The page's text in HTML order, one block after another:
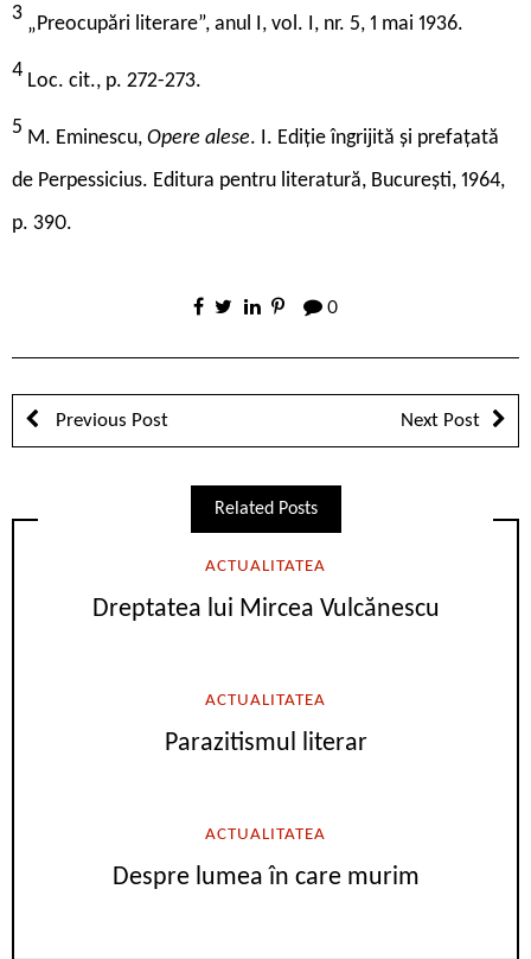
3 „Preocupări literare”, anul I, vol. I, nr. 5, 1 mai 1936.
4 Loc. cit., p. 272-273.
5 M. Eminescu, Opere alese. I. Ediție îngrijită și prefațată
de Perpessicius. Editura pentru literatură, București, 1964,
p. 390.
0
Previous Post Next Post
Related Posts
ACTUALITATEA
Dreptatea lui Mircea Vulcănescu
ACTUALITATEA
Parazitismul literar
ACTUALITATEA
Despre lumea în care murim